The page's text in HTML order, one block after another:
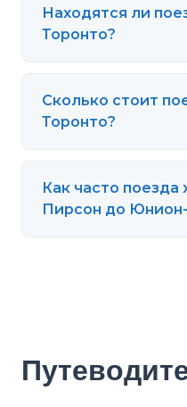
Находятся ли
Торонто?
Сколько стоит
Торонто?
Как часто поезда
Пирсон до